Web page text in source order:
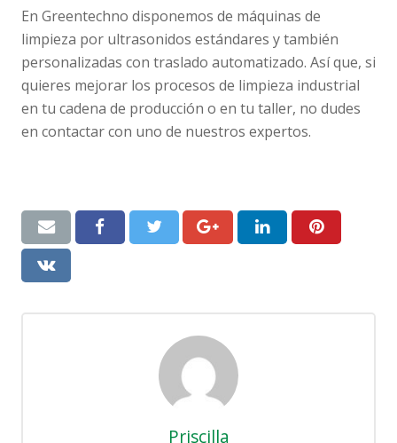
En Greentechno disponemos de máquinas de
limpieza por ultrasonidos estándares y también
personalizadas con traslado automatizado. Así que, si
quieres mejorar los procesos de limpieza industrial
en tu cadena de producción o en tu taller, no dudes
en contactar con uno de nuestros expertos.
Priscilla